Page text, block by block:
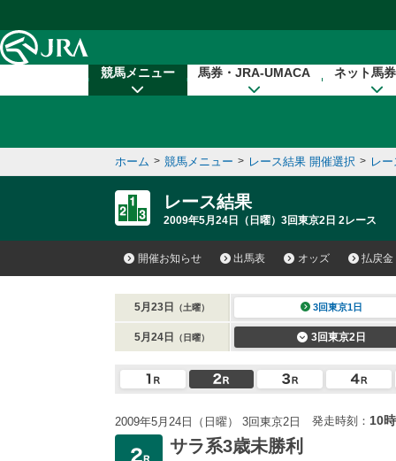
競馬メニュー 馬券・JRA-UMACA ネット馬
ホーム > 競馬メニュー > レース結果 開催選択 > レ
レース結果
2009年5月24日（日曜）3回東京2日 2レース
開催お知らせ 出馬表 オッズ 払戻金
5月23日 （土曜） 3回東京1日
5月24日 （日曜） 3回東京2日
2009年5月24日（日曜） 3回東京2日 発走時刻： 10
サラ系3歳未勝利